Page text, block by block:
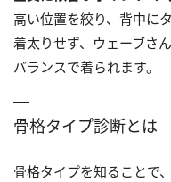
高い位置を絞り、背中に
着太りせず、ウェーブさ
バランスで着られます。
骨格タイプ診断とは
骨格タイプを知ることで